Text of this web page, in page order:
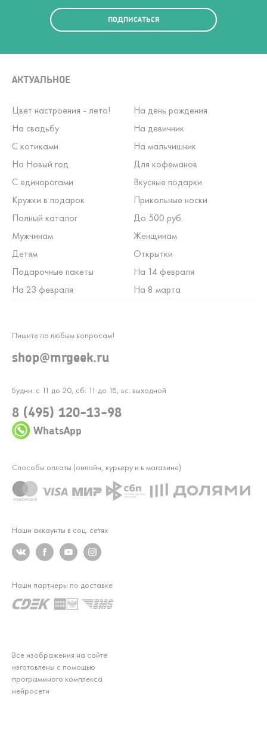
ПОДПИСАТЬСЯ
АКТУАЛЬНОЕ
Цвет настроения - лето!
На день рождения
На свадьбу
На девичник
С котиками
На мальчишник
На Новый год
Для кофеманов
С единорогами
Вкусные подарки
Кружки в подарок
Прикольные носки
Полный каталог
До 500 руб.
Мужчинам
Женщинам
Детям
Открытки
Подарочные пакеты
На 14 февраля
На 23 февраля
На 8 марта
Будни: с 11 до 20, сб: 11 до 18, вс: выходной
8 (495) 120-13-98
WhatsApp
Пишите по любым вопросам!
shop@mrgeek.ru
Наши аккаунты в соц. сетях
Все изображения на сайте
изготовлены с помощью
программного комплекса
нейросети
Способы оплаты (онлайн, курьеру и в магазине)
Наши партнеры по доставке